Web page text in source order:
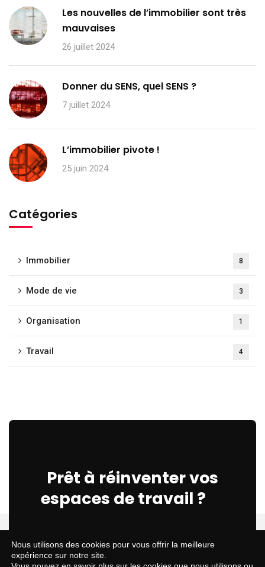
Les nouvelles de l’immobilier sont très
mauvaises
26 juillet 2024
Donner du SENS, quel SENS ?
7 juillet 2024
L’immobilier pivote !
25 juin 2024
Catégories
Immobilier 8
Mode de vie 3
Organisation 1
Travail 4
Prêt à réinventer vos
espaces de travail ?
Contactez-nous
Nous utilisons des cookies pour vous offrir la meilleure
expérience sur notre site.